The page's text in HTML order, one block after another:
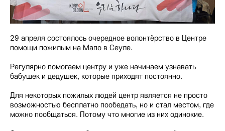
29 апреля состоялось очередное волонтёрство в Центре
помощи пожилым на Мапо в Сеуле.
Регулярно помогаем центру и уже начинаем узнавать
бабушек и дедушек, которые приходят постоянно.
Для некоторых пожилых людей центр является не просто
возможностью бесплатно пообедать, но и стал местом, где
можно пообщаться. Потому что многие из них одинокие.